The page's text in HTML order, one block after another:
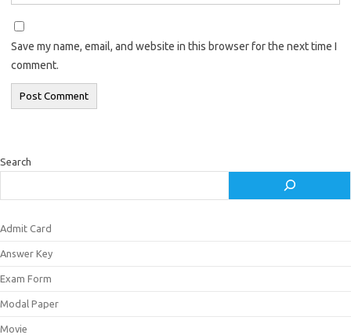
Save my name, email, and website in this browser for the next time I
comment.
Search
Admit Card
Answer Key
Exam Form
Modal Paper
Movie